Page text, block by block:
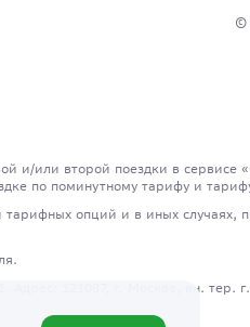
©
и/или второй поездки в сервисе
по поминутному тарифу и
опций и в иных случаях,
Адрес: 121087, г. Москва, вн. тер.